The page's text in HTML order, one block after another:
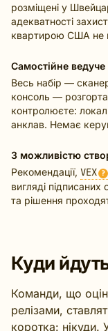
розміщені у
адекватності
квартирою США не
Самостійне ведуче
Весь набір —
консоль —
контролюєте:
анклав. Немає
З можливістю
Рекомендації, VEX ?
вигляді
та рішення
Куди
Команди, що
релізами,
коротка: нікуди.